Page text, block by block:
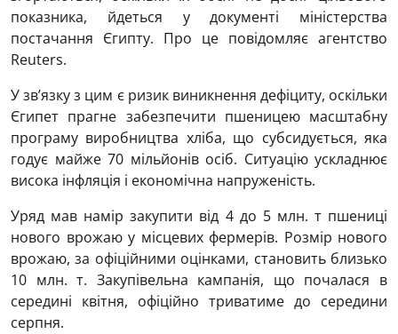
показника, йдеться у документі міністерства
постачання Єгипту. Про це повідомляє агентство
Reuters.
У зв’язку з цим є ризик виникнення дефіциту, оскільки
Єгипет прагне забезпечити пшеницею масштабну
програму виробництва хліба, що субсидується, яка
годує майже 70 мільйонів осіб. Ситуацію ускладнює
висока інфляція і економічна напруженість.
Уряд мав намір закупити від 4 до 5 млн. т пшениці
нового врожаю у місцевих фермерів. Розмір нового
врожаю, за офіційними оцінками, становить близько
10 млн. т. Закупівельна кампанія, що почалася в
середині квітня, офіційно триватиме до середини
серпня.